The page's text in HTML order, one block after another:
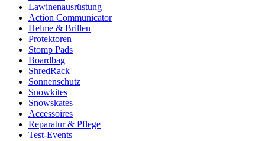
Lawinenausrüstung
Action Communicator
Helme & Brillen
Protektoren
Stomp Pads
Boardbag
ShredRack
Sonnenschutz
Snowkites
Snowskates
Accessoires
Reparatur & Pflege
Test-Events